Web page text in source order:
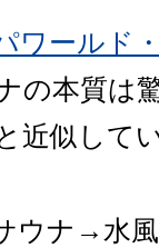
ワールド
の本質は
近似して
ナ→水風